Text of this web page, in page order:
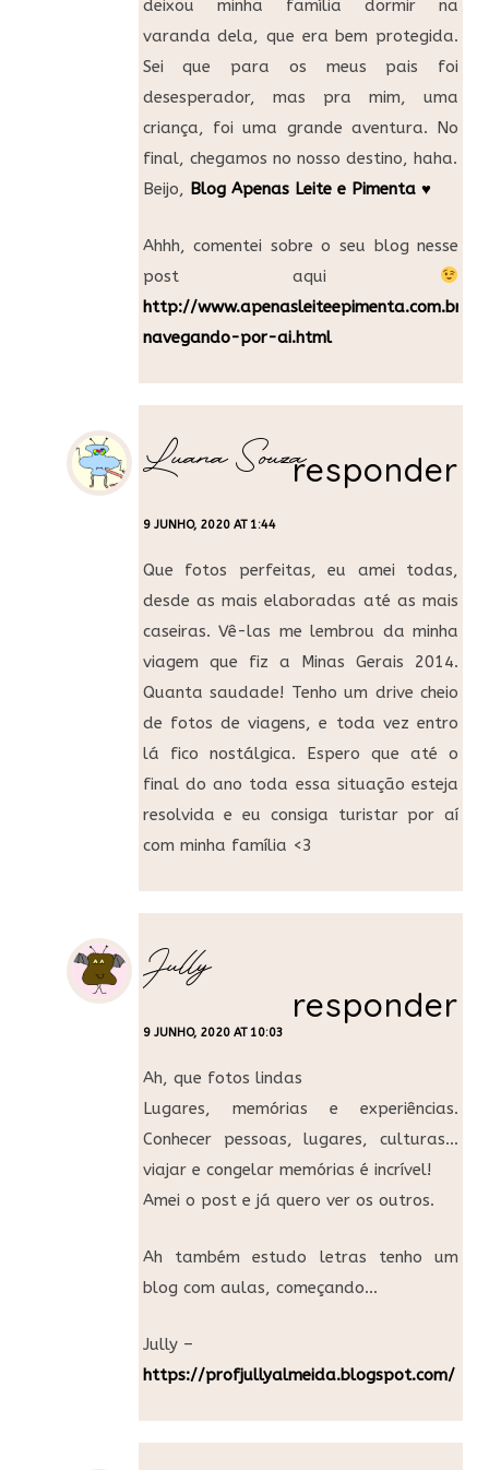
deixou minha família dormir na
varanda dela, que era bem protegida.
Sei que para os meus pais foi
desesperador, mas pra mim, uma
criança, foi uma grande aventura. No
final, chegamos no nosso destino, haha.
Beijo, Blog Apenas Leite e Pimenta ♥
Ahhh, comentei sobre o seu blog nesse
post aqui
http://www.apenasleiteepimenta.com.br/
navegando-por-ai.html
Luana Souza
9 JUNHO, 2020 AT 1:44
responder
Que fotos perfeitas, eu amei todas,
desde as mais elaboradas até as mais
caseiras. Vê-las me lembrou da minha
viagem que fiz a Minas Gerais 2014.
Quanta saudade! Tenho um drive cheio
de fotos de viagens, e toda vez entro
lá fico nostálgica. Espero que até o
final do ano toda essa situação esteja
resolvida e eu consiga turistar por aí
com minha família <3
Jully
9 JUNHO, 2020 AT 10:03
responder
Ah, que fotos lindas
Lugares, memórias e experiências.
Conhecer pessoas, lugares, culturas…
viajar e congelar memórias é incrível!
Amei o post e já quero ver os outros.
Ah também estudo letras tenho um
blog com aulas, começando…
Jully –
https://profjullyalmeida.blogspot.com/